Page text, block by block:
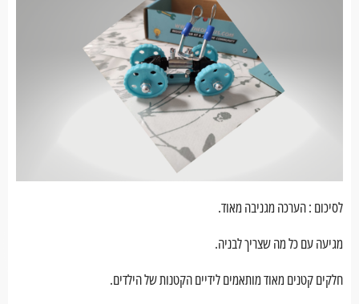
לסיכום : הערכה מגניבה מאוד.
מגיעה עם כל מה שצריך לבניה.
חלקים קטנים מאוד מותאמים לידיים הקטנות של הילדים.